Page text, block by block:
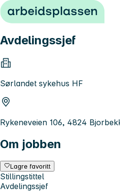
Hopp til innhold
Avdelingssjef
Sørlandet sykehus HF
Rykeneveien 106, 4824
Om jobben
Lagre favoritt
Stillingstittel
Avdelingssjef